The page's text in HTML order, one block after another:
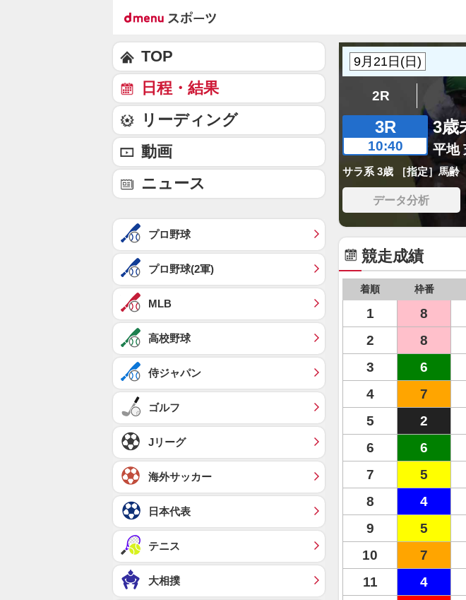
2R
3R
10:40
3歳
平地
サラ系 3歳 ［指定］馬齢
データ分析
競走成績
着順 枠番
1 8
2
8
3
6
4
7
5
2
6
6
7
5
8
4
9
5
10
7
11
4
TOP
日程・結果
リーディング
動画
ニュース
プロ野球
プロ野球(2軍)
MLB
高校野球
侍ジャパン
ゴルフ
Jリーグ
海外サッカー
日本代表
テニス
大相撲